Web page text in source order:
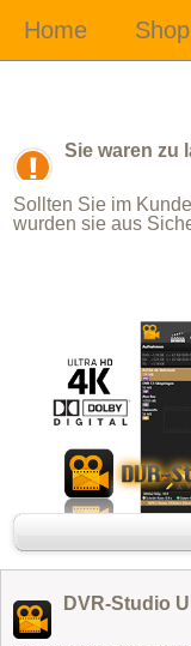
Sie waren zu
Sollten Sie im
wurden sie aus
DVR-Studio